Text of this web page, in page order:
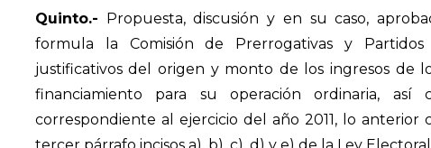
Quinto.- Propuesta, discusión y en su caso,
formula la Comisión de Prerrogativas y
justificativos del origen y monto de los ingresos de
financiamiento para su operación ordinaria,
correspondiente al ejercicio del año 2011, lo